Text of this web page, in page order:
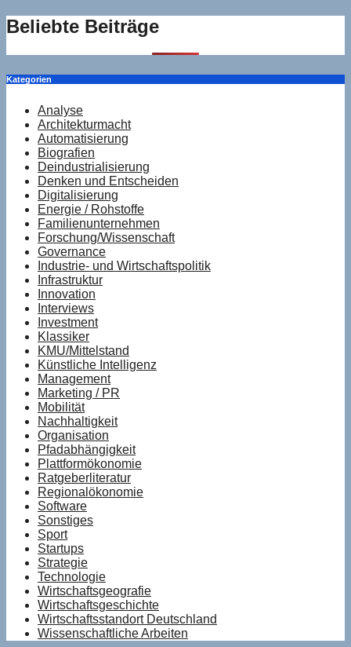
Beliebte Beiträge
Kategorien
Analyse
Architekturmacht
Automatisierung
Biografien
Deindustrialisierung
Denken und Entscheiden
Digitalisierung
Energie / Rohstoffe
Familienunternehmen
Forschung/Wissenschaft
Governance
Industrie- und Wirtschaftspolitik
Infrastruktur
Innovation
Interviews
Investment
Klassiker
KMU/Mittelstand
Künstliche Intelligenz
Management
Marketing / PR
Mobilität
Nachhaltigkeit
Organisation
Pfadabhängigkeit
Plattformökonomie
Ratgeberliteratur
Regionalökonomie
Software
Sonstiges
Sport
Startups
Strategie
Technologie
Wirtschaftsgeografie
Wirtschaftsgeschichte
Wirtschaftsstandort Deutschland
Wissenschaftliche Arbeiten